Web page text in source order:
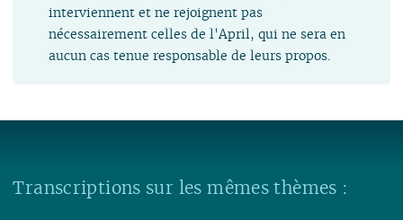
interviennent et ne rejoignent pas
nécessairement celles de l'April, qui ne sera en
aucun cas tenue responsable de leurs propos.
Transcriptions sur les mêmes thèmes :